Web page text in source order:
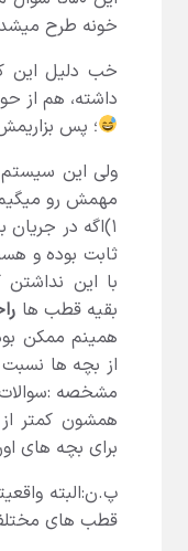
خونه طرح
خب دلیل این
داشته، هم از
؛ پس
ولی این سیستم
مهمش رو
۱)اگه در
ثابت بوده و
با این
بقیه قطب ها
همینم ممکن
از بچه ها
مشخصه
همشون کمتر
برای بچه های
پ.ن:البته
قطب های